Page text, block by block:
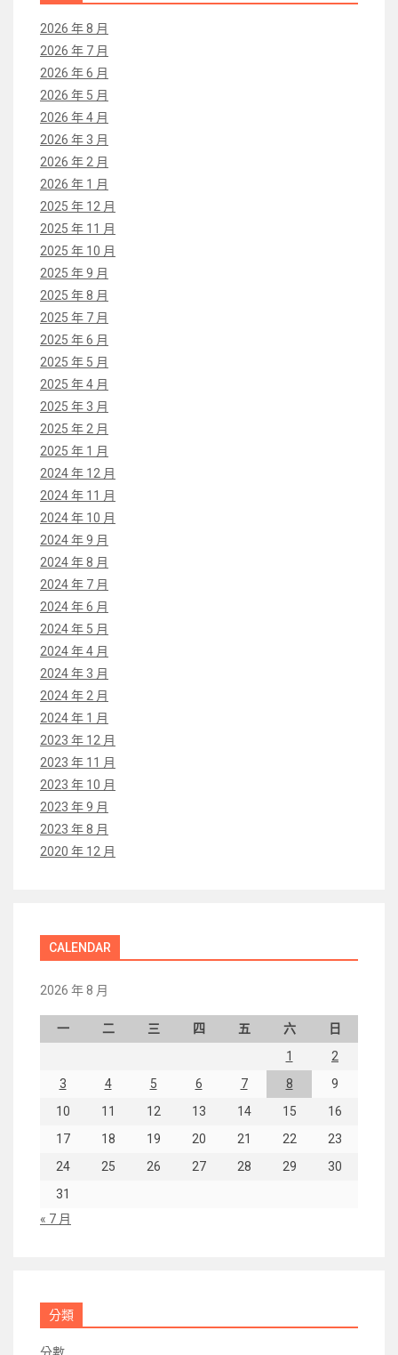
2026 年 8 月
2026 年 7 月
2026 年 6 月
2026 年 5 月
2026 年 4 月
2026 年 3 月
2026 年 2 月
2026 年 1 月
2025 年 12 月
2025 年 11 月
2025 年 10 月
2025 年 9 月
2025 年 8 月
2025 年 7 月
2025 年 6 月
2025 年 5 月
2025 年 4 月
2025 年 3 月
2025 年 2 月
2025 年 1 月
2024 年 12 月
2024 年 11 月
2024 年 10 月
2024 年 9 月
2024 年 8 月
2024 年 7 月
2024 年 6 月
2024 年 5 月
2024 年 4 月
2024 年 3 月
2024 年 2 月
2024 年 1 月
2023 年 12 月
2023 年 11 月
2023 年 10 月
2023 年 9 月
2023 年 8 月
2020 年 12 月
CALENDAR
2026 年 8 月
一 二 三 四 五 六
日
1
2
3
4 5 6 7 8
9
10
11 12 13 14 15
16
17
18 19 20 21 22
23
24
25 26 27 28 29
30
31
« 7 月
分類